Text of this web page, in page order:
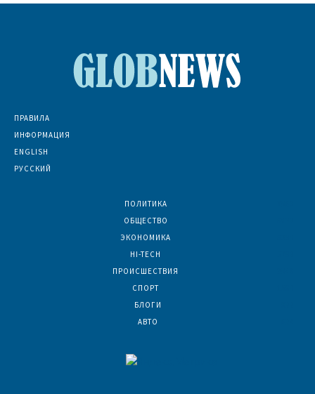
ПРАВИЛА
ИНФОРМАЦИЯ
ENGLISH
РУССКИЙ
ПОЛИТИКА
ОБЩЕСТВО
ЭКОНОМИКА
HI-TECH
ПРОИСШЕСТВИЯ
СПОРТ
БЛОГИ
АВТО